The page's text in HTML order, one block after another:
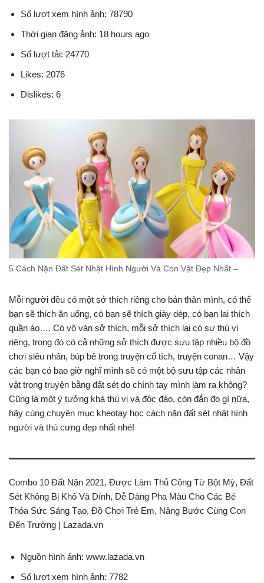
Số lượt xem hình ảnh: 78790
Thời gian đăng ảnh: 18 hours ago
Số lượt tải: 24770
Likes: 2076
Dislikes: 6
5 Cách Nặn Đất Sét Nhật Hình Người Và Con Vật Đẹp Nhất –
Mỗi người đều có một sở thích riêng cho bản thân mình, có thể
bạn sẽ thích ăn uống, có bạn sẽ thích giày dép, có bạn lai thích
quần áo…. Có vô vàn sở thích, mỗi sở thích lại có sự thú vị
riêng, trong đó có cả những sở thích được sưu tập nhiều bộ đồ
chơi siêu nhân, búp bê trong truyện cổ tích, truyện conan… Vậy
các bạn có bao giờ nghĩ mình sẽ có một bộ sưu tập các nhân
vật trong truyện bằng đất sét do chính tay mình làm ra không?
Cũng là một ý tưởng khá thú vị và độc đáo, còn đắn đo gì nữa,
hãy cùng chuyên mục kheotay học cách nặn đất sét nhật hình
người và thú cưng đẹp nhất nhé!
Combo 10 Đất Nặn 2021, Được Làm Thủ Công Từ Bột Mỳ, Đất
Sét Không Bị Khô Và Dính, Dễ Dàng Pha Màu Cho Các Bé
Thỏa Sức Sáng Tạo, Đồ Chơi Trẻ Em, Nâng Bước Cùng Con
Đến Trường | Lazada.vn
Nguồn hình ảnh: www.lazada.vn
Số lượt xem hình ảnh: 7782